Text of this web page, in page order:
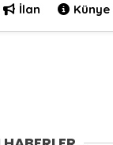
İlan Künye